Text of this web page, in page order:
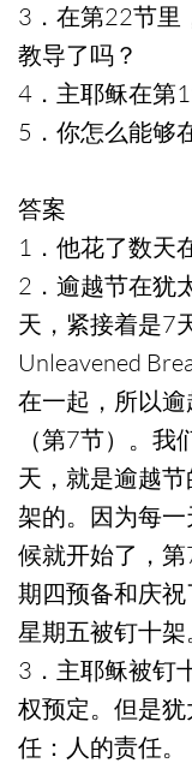
3．在第22节里
教导了吗？
4．主耶稣在第
5．你怎么能够
答案
1．他花了数天
2．逾越节在犹
天，紧接着是7
Unleavened
在一起，所以
（第7节）。
天，就是逾越
架的。因为每
候就开始了，
期四预备和庆
星期五被钉十架
3．主耶稣被钉
权预定。但是
任：人的责任。